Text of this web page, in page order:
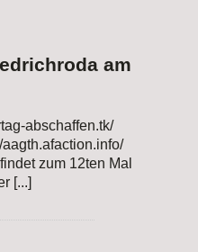
am
abschaffen.tk/
zum 12ten Mal
[...]